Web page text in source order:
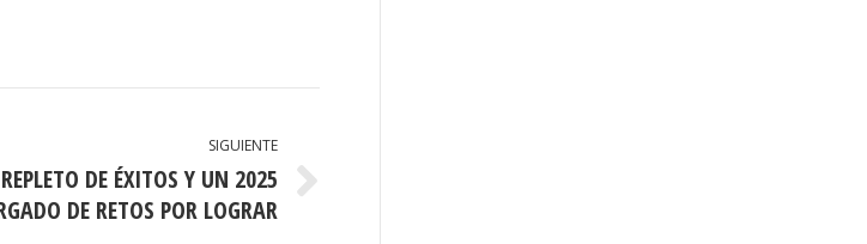
SIGUIENTE
DE ÉXITOS Y UN 2025
DE RETOS POR LOGRAR